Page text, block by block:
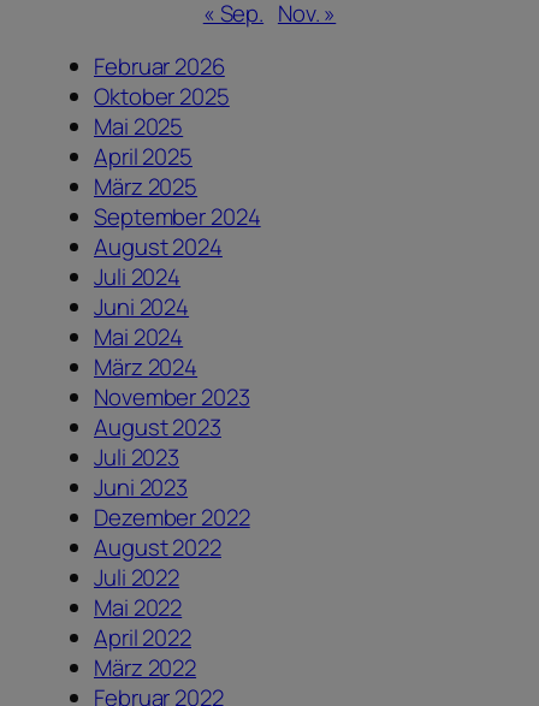
« Sep. Nov. »
Februar 2026
Oktober 2025
Mai 2025
April 2025
März 2025
September 2024
August 2024
Juli 2024
Juni 2024
Mai 2024
März 2024
November 2023
August 2023
Juli 2023
Juni 2023
Dezember 2022
August 2022
Juli 2022
Mai 2022
April 2022
März 2022
Februar 2022